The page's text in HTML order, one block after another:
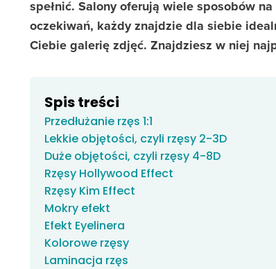
spełnić. Salony oferują wiele sposobów
oczekiwań, każdy znajdzie dla siebie
Ciebie galerię zdjęć. Znajdziesz w niej
Spis treści
Przedłużanie rzęs 1:1
Lekkie objętości, czyli rzęsy 2-3D
Duże objętości, czyli rzęsy 4-8D
Rzęsy Hollywood Effect
Rzęsy Kim Effect
Mokry efekt
Efekt Eyelinera
Kolorowe rzęsy
Laminacja rzęs